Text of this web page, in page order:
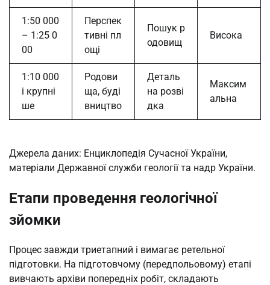
1:50 000
– 1:25 0
00
Перспек
тивні пл
ощі
Пошук р
одовищ
Висока
1:10 000
і крупні
ше
Родови
ща, буді
вництво
Деталь
на розві
дка
Максим
альна
Джерела даних: Енциклопедія Сучасної України,
матеріали Державної служби геології та надр України.
Етапи проведення геологічної
зйомки
Процес завжди триетапний і вимагає ретельної
підготовки. На підготовчому (передпольовому) етапі
вивчають архіви попередніх робіт, складають